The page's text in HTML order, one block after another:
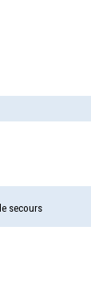
secours